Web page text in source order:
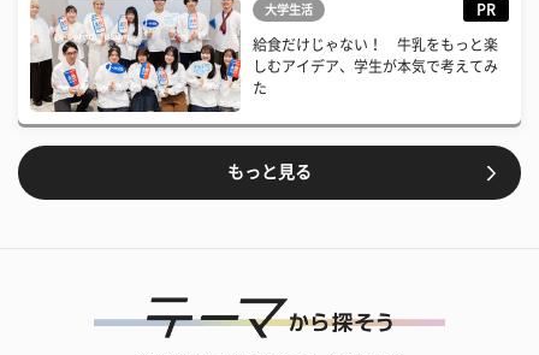
大学生活 PR
給食だけじゃない！ 牛乳をもっと楽
しむアイデア、学生が本気で考えてみ
た
もっと見る